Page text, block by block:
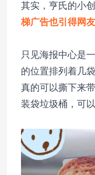
其实，亨氏的小
梯广告也引得网
只见海报中心是
的位置排列着几
真的可以撕下来
装袋垃圾桶，可